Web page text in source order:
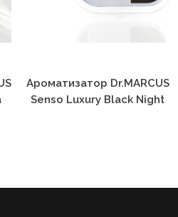
Senso Luxury Black Night